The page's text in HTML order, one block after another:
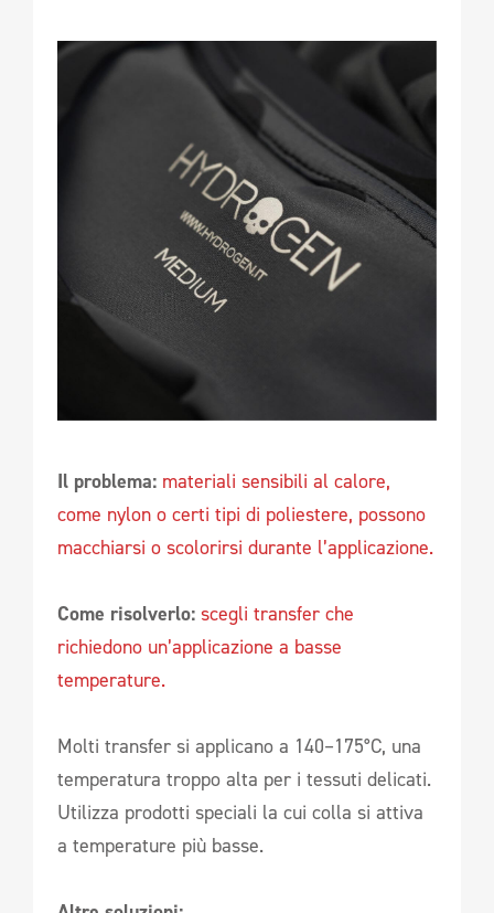
Il problema: materiali sensibili al calore,
come nylon o certi tipi di poliestere, possono
macchiarsi o scolorirsi durante l’applicazione.
Come risolverlo: scegli transfer che
richiedono un’applicazione a basse
temperature.
Molti transfer si applicano a 140–175°C, una
temperatura troppo alta per i tessuti delicati.
Utilizza prodotti speciali la cui colla si attiva
a temperature più basse.